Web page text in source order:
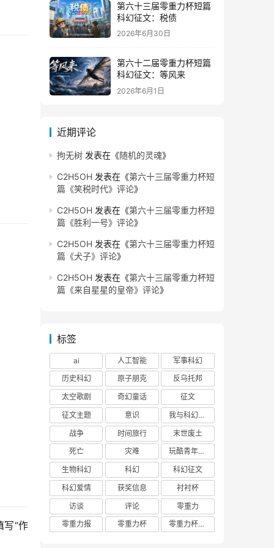
写“作
第六十三届零重力杯短篇
科幻征文：税债
2026年6月30日
第六十二届零重力杯短篇
科幻征文：等风来
2026年6月1日
近期评论
拘无树 发表在《随机的灵魂》
C2H5OH 发表在《第六十三届零重力杯短
篇《笑税时代》评论》
C2H5OH 发表在《第六十三届零重力杯短
篇《胜利一号》评论》
C2H5OH 发表在《第六十三届零重力杯短
篇《犬子》评论》
C2H5OH 发表在《第六十三届零重力杯短
篇《来自星星的皇帝》评论》
标签
ai 人工智能
军事科幻
历史科幻
原子朋克
反乌托邦
太空歌剧
奇幻童话
征文
征文主题
意识
我与科幻的回忆
战争
时间旅行
末世废土
死亡
灾难
玩酷青年零重力联合征文
生物科幻
科幻
科幻征文
科幻爱情
获奖信息
衬衬杯
访谈
评论
零重力
零重力报
零重力杯 零重力杯评论